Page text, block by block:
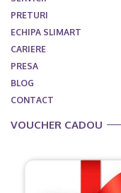
PRETURI
ECHIPA SLIMART
CARIERE
PRESA
BLOG
CONTACT
VOUCHER CADOU